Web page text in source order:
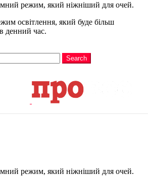
режим, який ніжніший для очей.
освітлення, який буде більш
денний час.
Search
режим, який ніжніший для очей.